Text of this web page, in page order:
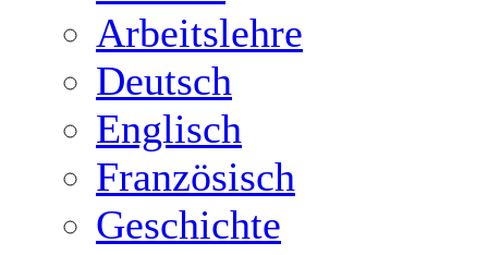
Arbeitslehre
Deutsch
Englisch
Französisch
Geschichte